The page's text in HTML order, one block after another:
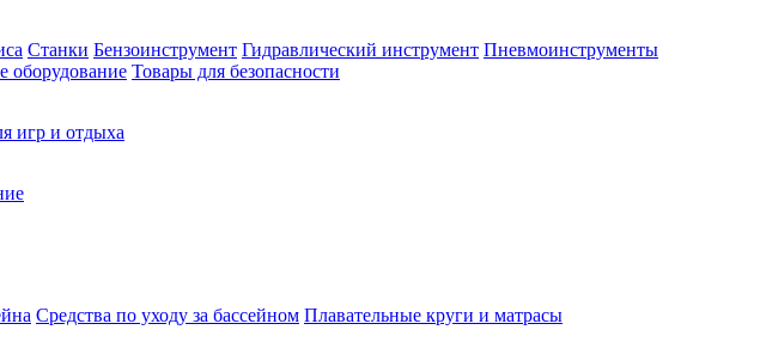
Станки Бензоинструмент Гидравлический инструмент Пневмоинструменты
оборудование Товары для безопасности
игр и отдыха
Средства по уходу за бассейном Плавательные круги и матрасы